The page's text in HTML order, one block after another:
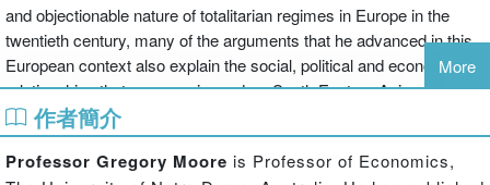
and objectionable nature of totalitarian regimes in Europe in the
twentieth century, many of the arguments that he advanced in this
European context also explain the social, political and economic
relationships that are seen in modern South Eastern Asian
economies. The narrative of this book is driven by a research
agenda that is inter-disciplinary in nature, since to make the link
between the Popperian framework and East Asian socio-economic
More
作者簡介
Professor Gregory Moore is Professor of Economics,